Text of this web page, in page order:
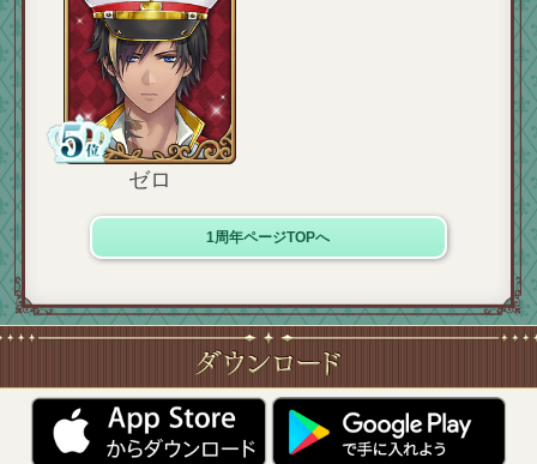
ゼロ
1周年ページTOPへ